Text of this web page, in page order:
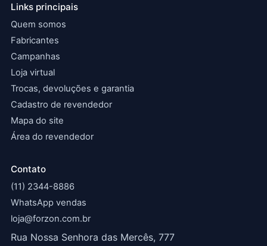
Links principais
Quem somos
Fabricantes
Campanhas
Loja virtual
Trocas, devoluções e garantia
Cadastro de revendedor
Mapa do site
Área do revendedor
Contato
(11) 2344-8886
WhatsApp vendas
loja@forzon.com.br
Rua Nossa Senhora das Mercês, 777